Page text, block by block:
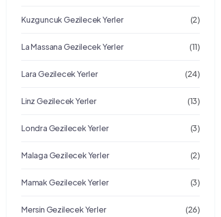
Kuzguncuk Gezilecek Yerler (2)
La Massana Gezilecek Yerler (11)
Lara Gezilecek Yerler (24)
Linz Gezilecek Yerler (13)
Londra Gezilecek Yerler (3)
Malaga Gezilecek Yerler (2)
Mamak Gezilecek Yerler (3)
Mersin Gezilecek Yerler (26)